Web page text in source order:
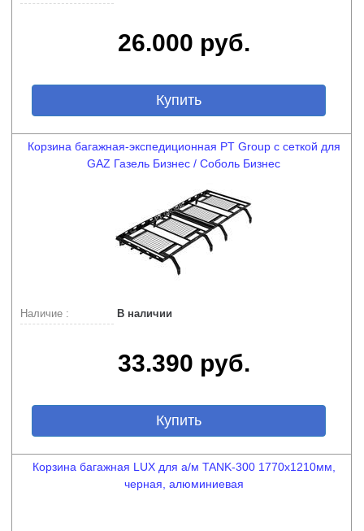
26.000 руб.
Купить
Корзина багажная-экспедиционная PT Group с сеткой для
GAZ Газель Бизнес / Соболь Бизнес
Наличие : В наличии
33.390 руб.
Купить
Корзина багажная LUX для а/м TANK-300 1770х1210мм,
черная, алюминиевая